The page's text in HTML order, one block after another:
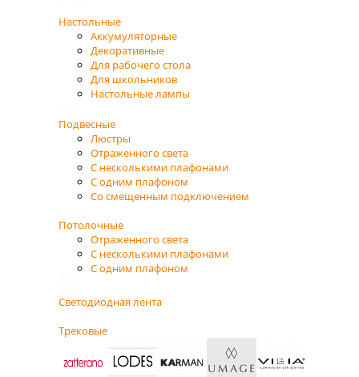
Настольные
Аккумуляторные
Декоративные
Для рабочего стола
Для школьников
Настольные лампы
Подвесные
Люстры
Отраженного света
С несколькими плафонами
С одним плафоном
Со смещенным подключением
Потолочные
Отраженного света
С несколькими плафонами
С одним плафоном
Светодиодная лента
Трековые